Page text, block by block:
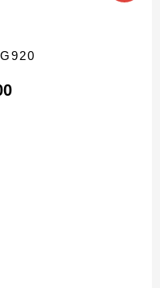
$ 1.100.000.